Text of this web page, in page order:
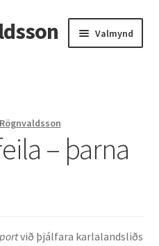
Valmynd
– þarna
við þjálfara karlalandsliðs